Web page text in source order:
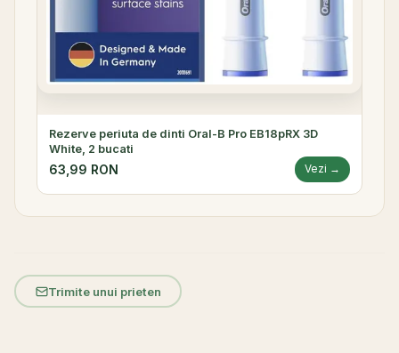
Rezerve periuta de dinti Oral-B Pro EB18pRX 3D
White, 2 bucati
63,99 RON Vezi →
Trimite unui prieten